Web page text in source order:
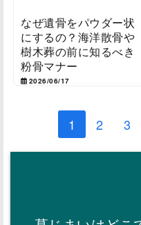
なぜ遺骨をパウダー状
にするの？海洋散骨や
樹木葬の前に知るべき
粉骨マナー
2026/06/17
1 2 3